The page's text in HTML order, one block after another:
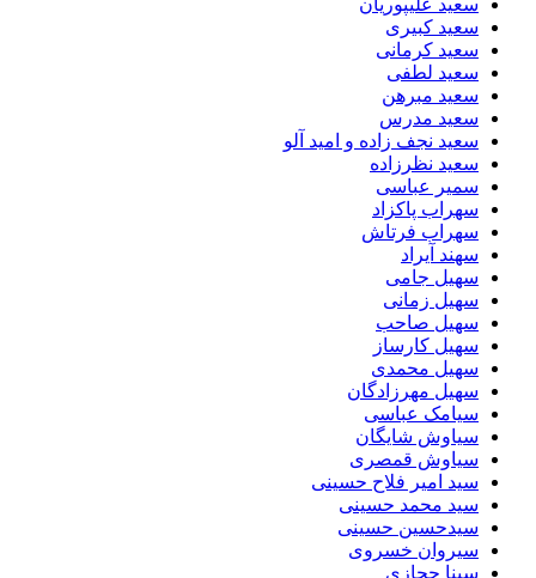
سعید علیپوریان
سعید کبیری
سعید کرمانی
سعید لطفی
سعید مبرهن
سعید مدرس
سعید نجف زاده و امید آلو
سعید نظرزاده
سمیر عباسی
سهراب پاکزاد
سهراب فرتاش
سهند آیراد
سهیل جامی
سهیل زمانی
سهیل صاحب
سهیل کارساز
سهیل محمدی
سهیل مهرزادگان
سیامک عباسی
سیاوش شایگان
سیاوش قمصری
سید امیر فلاح حسینی
سید محمد حسینی
سیدحسین حسینی
سیروان خسروی
سینا حجازی